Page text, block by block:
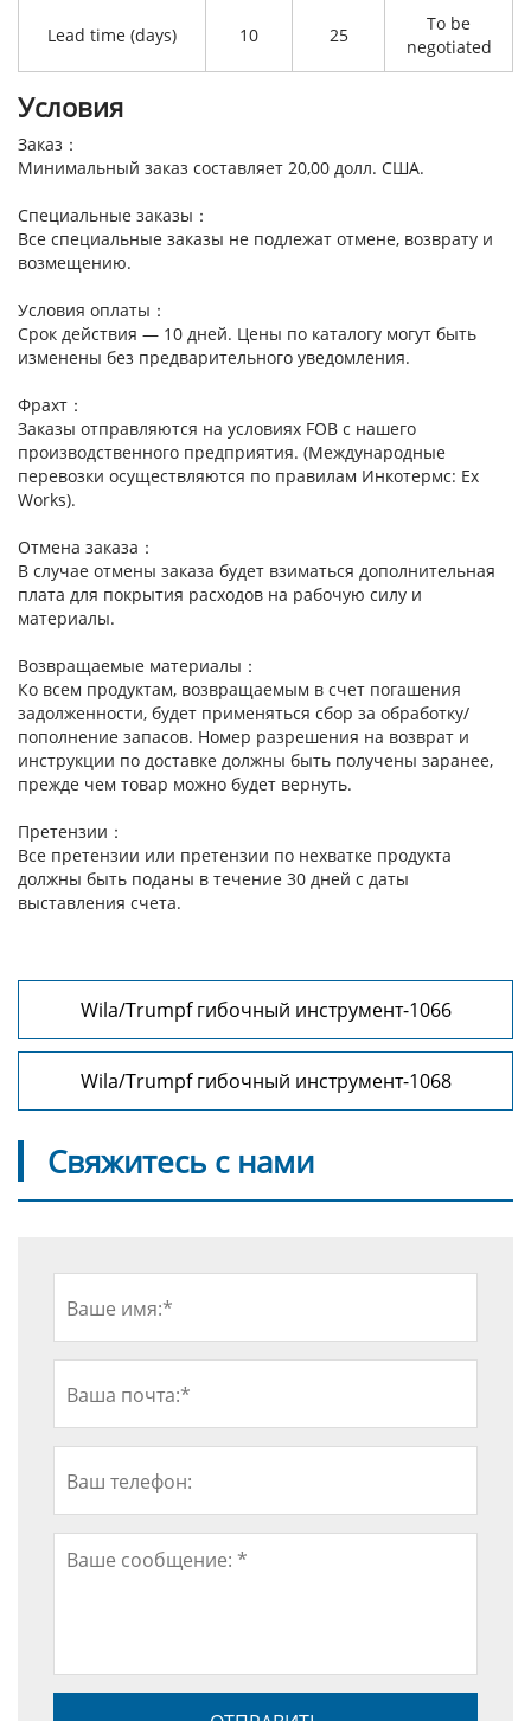
Lead time (days) 10 25
To be
negotiated
Условия
Заказ：
Минимальный заказ составляет 20,00 долл. США.
Специальные заказы：
Все специальные заказы не подлежат отмене, возврату и
возмещению.
Условия оплаты：
Срок действия — 10 дней. Цены по каталогу могут быть
изменены без предварительного уведомления.
Фрахт：
Заказы отправляются на условиях FOB с нашего
производственного предприятия. (Международные
перевозки осуществляются по правилам Инкотермс: Ex
Works).
Отмена заказа：
В случае отмены заказа будет взиматься дополнительная
плата для покрытия расходов на рабочую силу и
материалы.
Возвращаемые материалы：
Ко всем продуктам, возвращаемым в счет погашения
задолженности, будет применяться сбор за обработку/
пополнение запасов. Номер разрешения на возврат и
инструкции по доставке должны быть получены заранее,
прежде чем товар можно будет вернуть.
Претензии：
Все претензии или претензии по нехватке продукта
должны быть поданы в течение 30 дней с даты
выставления счета.
Wila/Trumpf гибочный инструмент-1066
Wila/Trumpf гибочный инструмент-1068
Свяжитесь с нами